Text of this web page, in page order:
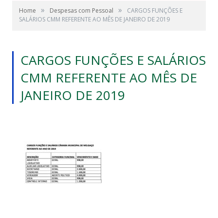
Home » Despesas com Pessoal »
CARGOS FUNÇÕES E
SALÁRIOS CMM REFERENTE AO MÊS DE JANEIRO DE 2019
CARGOS FUNÇÕES E SALÁRIOS
CMM REFERENTE AO MÊS DE
JANEIRO DE 2019